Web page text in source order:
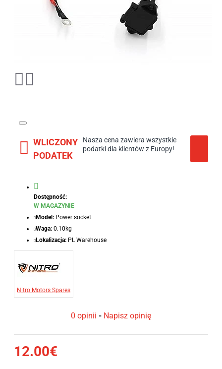
WLICZONY
PODATEK
Nasza cena zawiera wszystkie
podatki dla klientów z Europy!
Dostępność:
W MAGAZYNIE
Model: Power socket
Waga: 0.10kg
Lokalizacja: PL Warehouse
Nitro Motors Spares
0 opinii - Napisz opinię
12.00€